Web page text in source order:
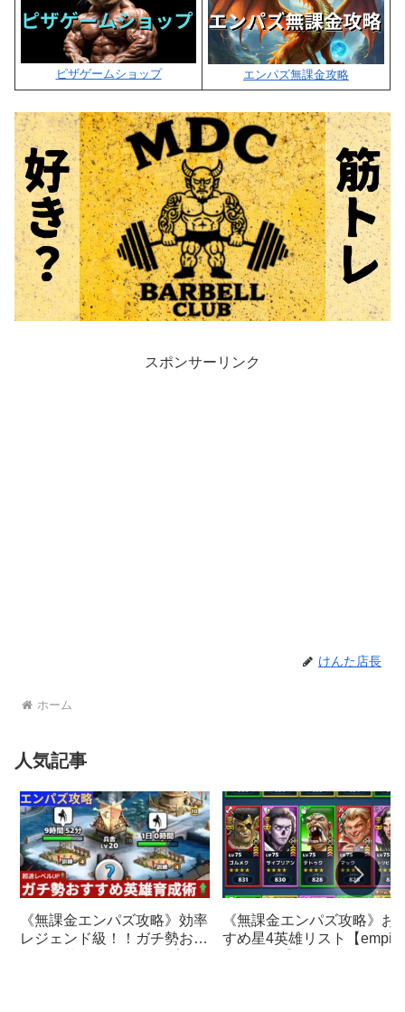
ピザゲームショップ エンパズ無課金攻略
スポンサーリンク
けんた店長
ホーム
人気記事
《無課金エンパズ攻略》効率
レジェンド級！！ガチ勢おす
《無課金エンパズ攻略》お
すめ星4英雄リスト【